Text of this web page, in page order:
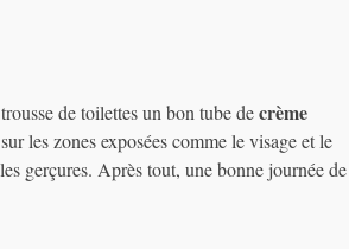
de toilettes un bon tube decrème
les zones exposées comme le visage et le
gerçures. Après tout, une bonne journée de